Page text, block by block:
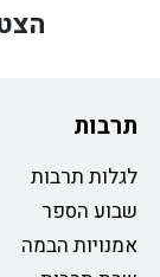
תרבות
לגלות תרבות
שבוע הספר
אמנויות הבמה